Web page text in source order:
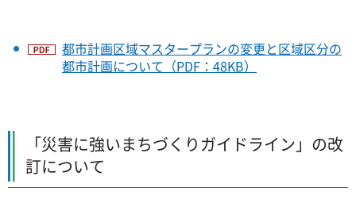
都市計画区域マスタープランの変更と区域区分の
都市計画について（PDF：48KB）
「災害に強いまちづくりガイドライン」の改
訂について